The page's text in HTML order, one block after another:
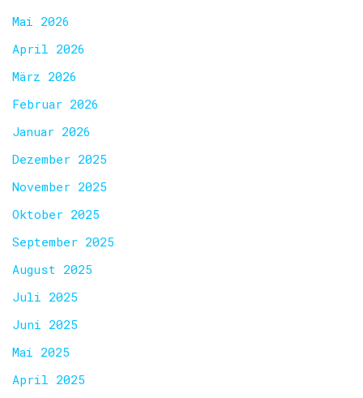
Mai 2026
April 2026
März 2026
Februar 2026
Januar 2026
Dezember 2025
November 2025
Oktober 2025
September 2025
August 2025
Juli 2025
Juni 2025
Mai 2025
April 2025